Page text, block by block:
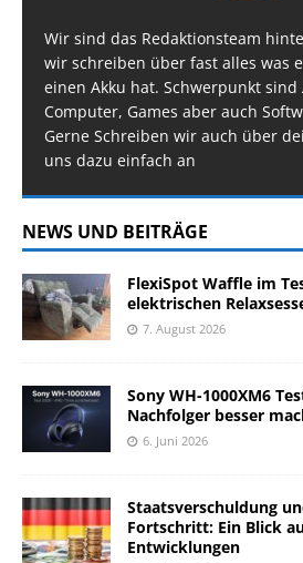
Wir sind das Redaktionsteam
wir schreiben über fast alles was
einen Akku hat. Schwerpunkt sind
Computer, Games aber auch
Gerne Schreiben wir auch über
uns dazu einfach an
NEWS UND BEITRÄGE
FlexiSpot Waffle im
elektrischen
7. August 2026
Sony WH-1000XM6
Nachfolger besser
6. Juni 2026
Staatsverschuldung
Fortschritt: Ein Blick
Entwicklungen